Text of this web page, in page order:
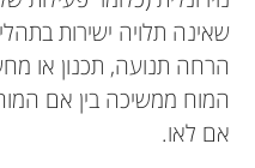
שאינה תלויה ישירות
הרחה תנועה, תכנון או
המוח ממשיכה בין אם
אם לאו.